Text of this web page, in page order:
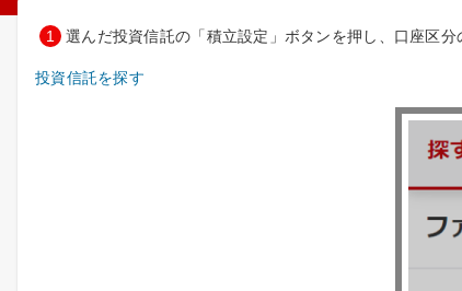
1 選んだ投資信託の「積立設定」ボタンを押し、口座区
投資信託を探す